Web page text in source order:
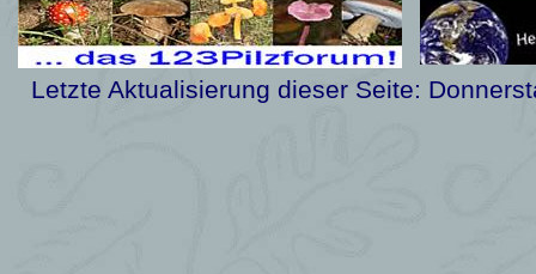
Letzte Aktualisierung dieser Seite: